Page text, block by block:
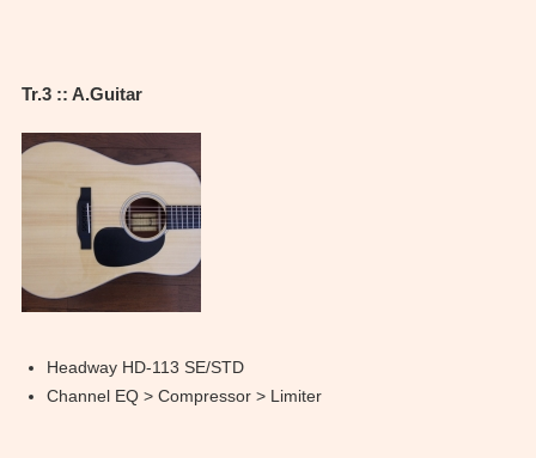
Tr.3 :: A.Guitar
Headway HD-113 SE/STD
Channel EQ > Compressor > Limiter